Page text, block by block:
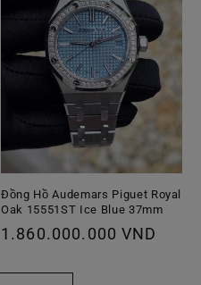
Đồng Hồ Audemars Piguet Royal
Oak 15551ST Ice Blue 37mm
Giá
thường
1.860.000.000 VND